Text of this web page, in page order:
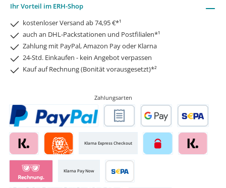
Ihr Vorteil im ERH-Shop
kostenloser Versand ab 74,95 €*¹
auch an DHL-Packstationen und Postfilialen*¹
Zahlung mit PayPal, Amazon Pay oder Klarna
24-Std. Einkaufen - kein Angebot verpassen
Kauf auf Rechnung (Bonität vorausgesetzt)*²
Zahlungsarten
Klarna Express Checkout
Klarna Pay Now